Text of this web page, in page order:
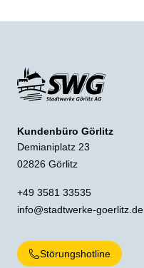
Kundenbüro Görlitz
Demianiplatz 23
02826 Görlitz
+49 3581 33535
info@stadtwerke-goerlitz.de
Störungshotline